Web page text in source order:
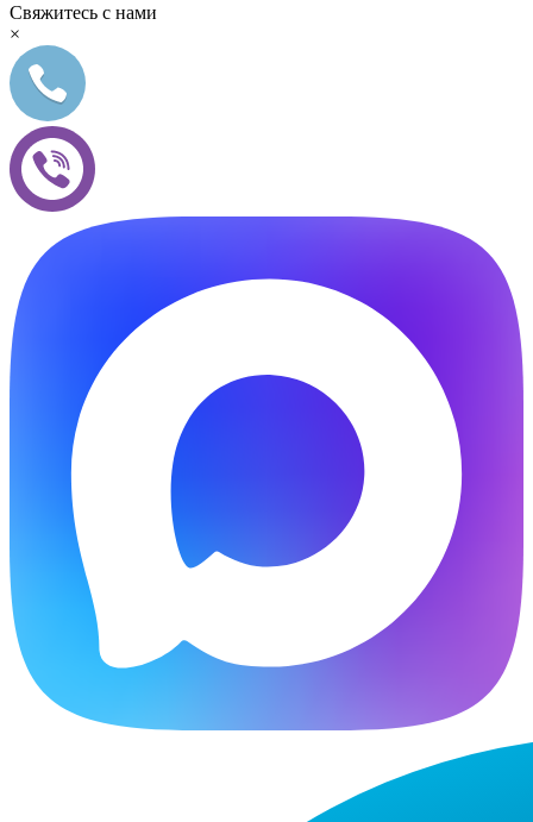
Свяжитесь с нами
×